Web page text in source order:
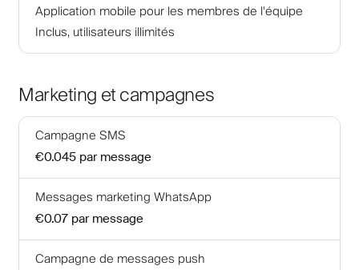
Application mobile pour les membres de l'équipe
Inclus, utilisateurs illimités
Marketing et campagnes
Campagne SMS
€0.045 par message
Messages marketing WhatsApp
€0.07 par message
Campagne de messages push